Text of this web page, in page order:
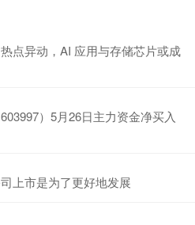
点异动，AI 应用与存储芯片或成
）5月26日主力资金净买入
上市是为了更好地发展